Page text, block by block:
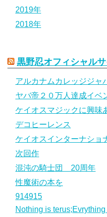
2019年
2018年
黒野忍オフィシャルサ
アルカナムカレッジジャ
ヤバ帝２０万人達成イベ
ケイオスマジックに興味
デコヒーレンス
ケイオスインターナショ
次回作
混沌の騎士団 20周年
性魔術の本を
914915
Nothing is